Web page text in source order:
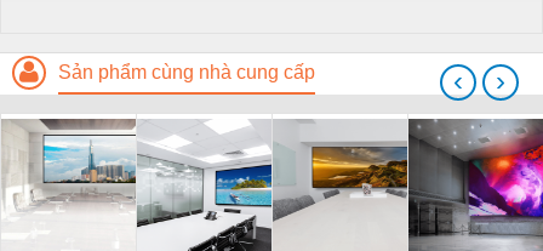
Sản phẩm cùng nhà cung cấp ‹ ›